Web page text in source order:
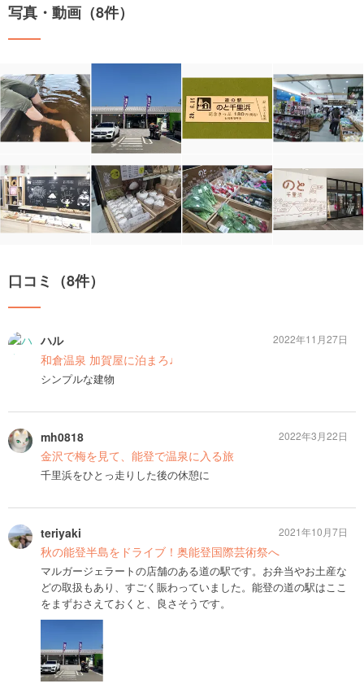
写真・動画（8件）
口コミ（8件）
ハル
和倉温泉 加賀屋に泊まろ♩
シンプルな建物
2022年11月27日
mh0818
金沢で梅を見て、能登で温泉に入る旅
千里浜をひとっ走りした後の休憩に
2022年3月22日
teriyaki
秋の能登半島をドライブ！奥能登国際芸術祭へ
マルガージェラートの店舗のある道の駅です。お弁当やお土産な
どの取扱もあり、すごく賑わっていました。能登の道の駅はここ
をまずおさえておくと、良さそうです。
2021年10月7日